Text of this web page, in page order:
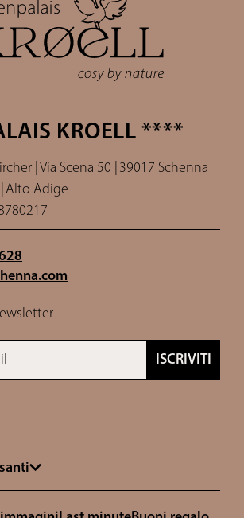
KROELL ****
| Via Scena 50 | 39017 Schenna
Alto Adige
com
ISCRIVITI